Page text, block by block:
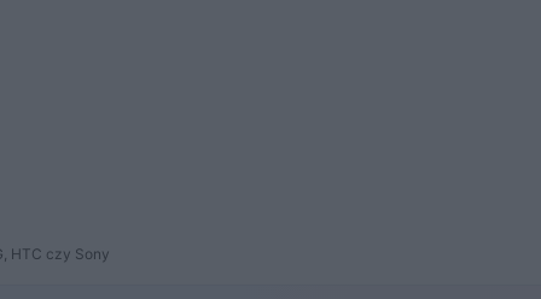
HTC czy Sony